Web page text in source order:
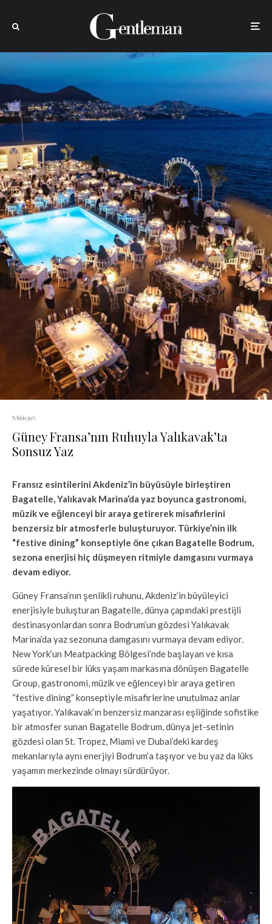
Mekan
Güney Fransa’nın Ruhuyla Yalıkavak’ta
Sonsuz Yaz
Fransız esintilerini Akdeniz’in büyüsüyle birleştiren
Bagatelle, Yalıkavak Marina’da yaz boyunca gastronomi,
müzik ve eğlenceyi bir araya getirerek misafirlerini
benzersiz bir atmosferle buluşturuyor. Türkiye’nin ilk
“festive dining” konseptiyle öne çıkan Bagatelle Bodrum,
sezona enerjisi hiç düşmeyen ritmiyle damgasını vurmaya
devam ediyor.
Güney Fransa’nın şenlikli ruhunu, Akdeniz’in büyüleyici
enerjisiyle buluşturan Bagatelle, dünya çapındaki prestijli
destinasyonlardan sonra Bodrum’un gözdesi Yalıkavak
Marina’da yaz sezonuna damgasını vurmaya devam ediyor.
New York’un Meatpacking Bölgesi’nde başlayan ve kısa
sürede küresel bir lüks yaşam markasına dönüşen Bagatelle
Group, gastronomi, müzik ve eğlenceyi bir araya getiren
“festive dining” konseptiyle misafirlerine unutulmaz anlar
yaşatıyor. Yalıkavak’ın benzersiz manzarası eşliğinde sofistike
bir atmosfer sunan Bagatelle Bodrum, dünya jet-setinin
gözdesi olan St. Tropez, Miami ve Dubai’deki kardeş
mekanlarıyla aynı enerjiyi Bodrum’a taşıyor ve bu yaz da lüks
yaşamın merkezinde olmayı sürdürüyor.